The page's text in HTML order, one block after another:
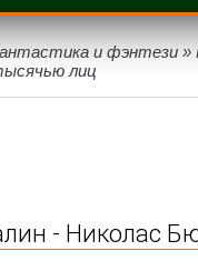
и фэнтези »
лиц
- Николас